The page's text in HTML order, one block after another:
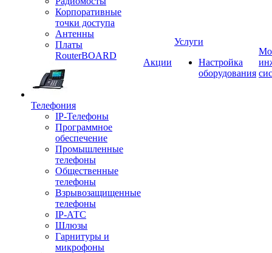
Корпоративные
точки доступа
Антенны
Платы
RouterBOARD
Телефония
IP-Телефоны
Программное
обеспечение
Промышленные
телефоны
Общественные
телефоны
Взрывозащищенные
телефоны
IP-АТС
Шлюзы
Гарнитуры и
микрофоны
Акции
Услуги
Настройка
оборудования